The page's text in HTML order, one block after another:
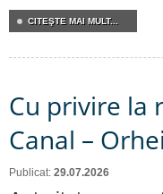
CITEŞTE MAI MULT...
Cu privire la
Canal –
Publicat: 29.07.2026